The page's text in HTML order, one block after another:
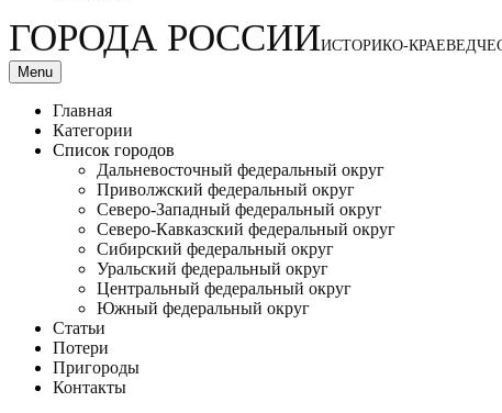
ГОРОДА РОССИИИСТОРИКО-
Menu
Главная
Категории
Список городов
Дальневосточный федеральный округ
Приволжский федеральный округ
Северо-Западный федеральный округ
Северо-Кавказский федеральный округ
Сибирский федеральный округ
Уральский федеральный округ
Центральный федеральный округ
Южный федеральный округ
Статьи
Потери
Пригороды
Контакты